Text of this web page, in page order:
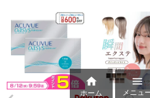

ホーム

メニュ